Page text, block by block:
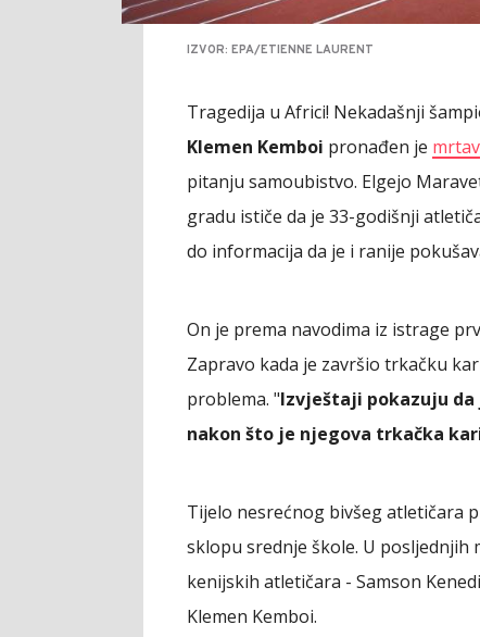
IZVOR: EPA/ETIENNE LAURENT
Tragedija u Africi! Nekadašnji
Klemen Kemboi pronađen je mrtav
pitanju samoubistvo. Elgejo
gradu ističe da je 33-godišnji
do informacija da je i ranije
On je prema navodima iz istrage
Zapravo kada je završio trkačku
problema. "Izvještaji pokazuju
nakon što je njegova trkačka
Tijelo nesrećnog bivšeg atletičara
sklopu srednje škole. U posljednjih
kenijskih atletičara - Samson
Klemen Kemboi.